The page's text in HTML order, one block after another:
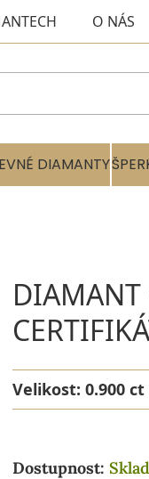
O NÁS
DIAMANTY
DIAMANT
Velikost: 0.900 ct
Dostupnost: